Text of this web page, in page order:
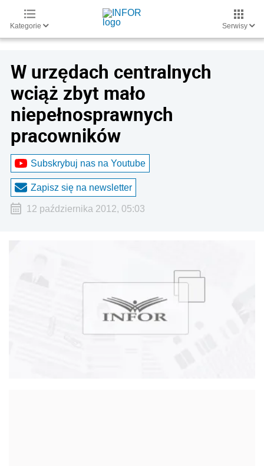
Kategorie Serwisy
W urzędach centralnych
wciąż zbyt mało
niepełnosprawnych
pracowników
Subskrybuj nas na Youtube
Zapisz się na newsletter
12 października 2012, 05:03